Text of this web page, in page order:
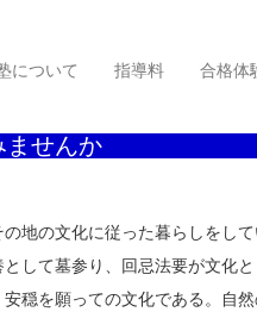
について 指導料 合格体
ませんか
の文化に従った暮らしをし
して墓参り、回忌法要が文化
穏を願っての文化である。自